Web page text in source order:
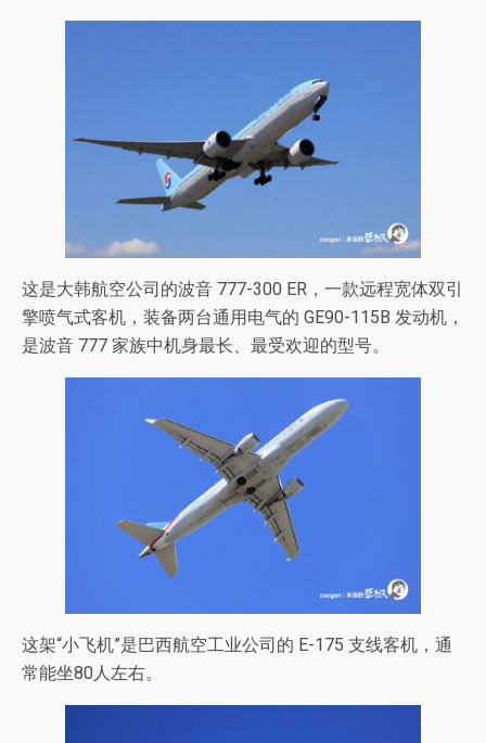
这是大韩航空公司的波音 777-300 ER，一款远程宽体双引
擎喷气式客机，装备两台通用电气的 GE90-115B 发动机，
是波音 777 家族中机身最长、最受欢迎的型号。
这架“小飞机”是巴西航空工业公司的 E-175 支线客机，通
常能坐80人左右。